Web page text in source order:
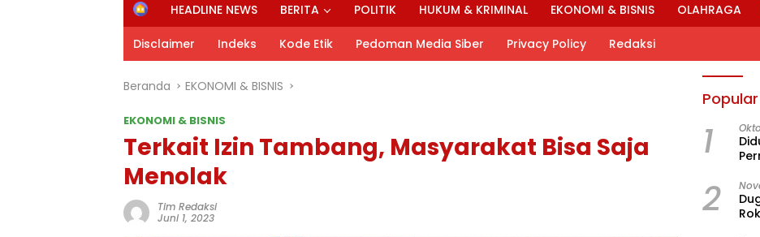
H
o
m
e
HEADLINE NEWS BERITA POLITIK HUKUM & KRIMINAL EKONOMI & BISNIS OLAHRAGA
Disclaimer Indeks Kode Etik Pedoman Media Siber Privacy Policy Redaksi
Beranda EKONOMI & BISNIS
EKONOMI & BISNIS
Terkait Izin Tambang, Masyarakat Bisa Saja
Menolak
Tim Redaksi
Juni 1, 2023
1
2